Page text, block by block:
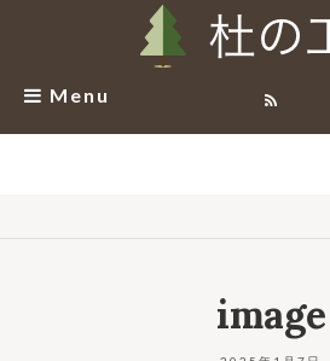
Menu
image